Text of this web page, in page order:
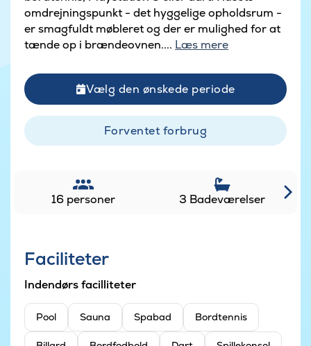
omdrejningspunkt - det hyggelige opholdsrum -
er smagfuldt møbleret og der er mulighed for at
tænde op i brændeovnen.... Læs mere
Vælg den ønskede periode
Forventet forbrug
16 personer 3 Badeværelser
Faciliteter
Indendørs facilliteter
Pool Sauna Spabad Bordtennis